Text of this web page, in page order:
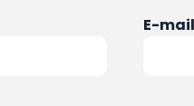
E-mail